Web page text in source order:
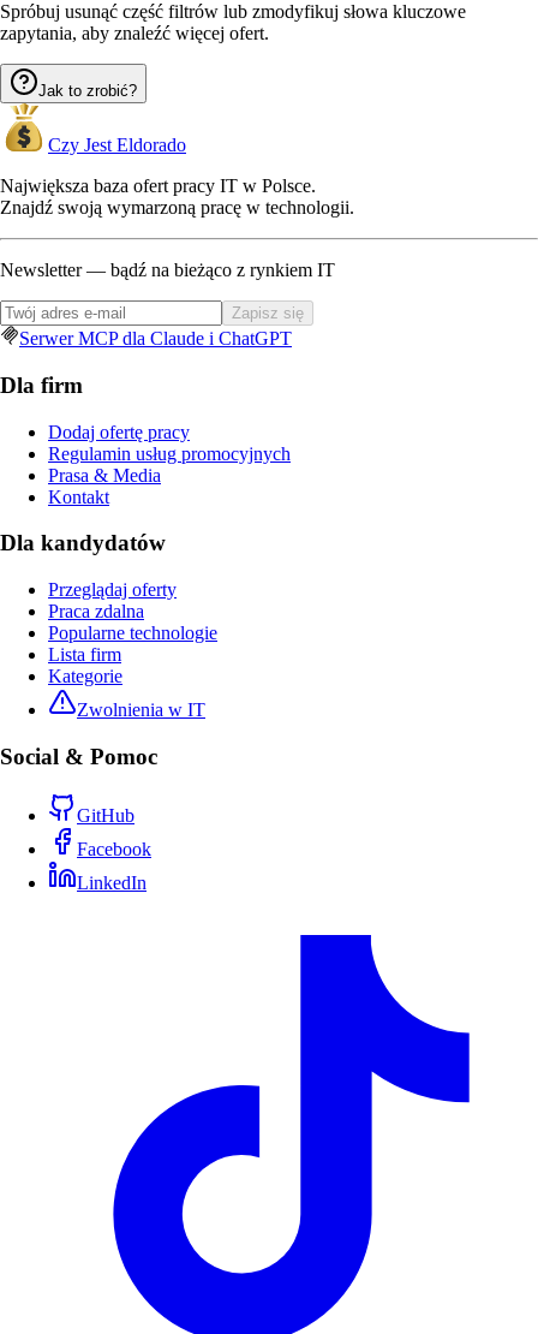
Spróbuj usunąć część filtrów lub zmodyfikuj słowa kluczowe
zapytania, aby znaleźć więcej ofert.
Jak to zrobić?
Czy Jest Eldorado
Największa baza ofert pracy IT w Polsce.
Znajdź swoją wymarzoną pracę w technologii.
Newsletter — bądź na bieżąco z rynkiem IT
Zapisz się
Serwer MCP dla Claude i ChatGPT
Dla firm
Dodaj ofertę pracy
Regulamin usług promocyjnych
Prasa & Media
Kontakt
Dla kandydatów
Przeglądaj oferty
Praca zdalna
Popularne technologie
Lista firm
Kategorie
Zwolnienia w IT
Social & Pomoc
GitHub
Facebook
LinkedIn